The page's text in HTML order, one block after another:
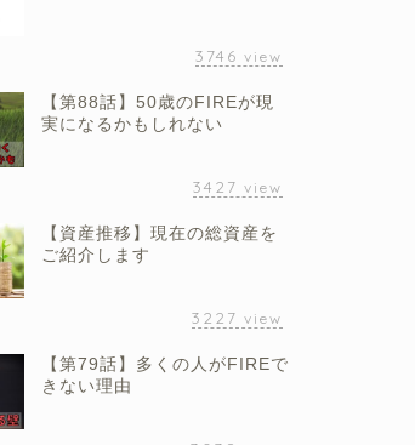
3746 view
【第88話】50歳のFIREが現
実になるかもしれない
3427 view
【資産推移】現在の総資産を
ご紹介します
3227 view
【第79話】多くの人がFIREで
きない理由